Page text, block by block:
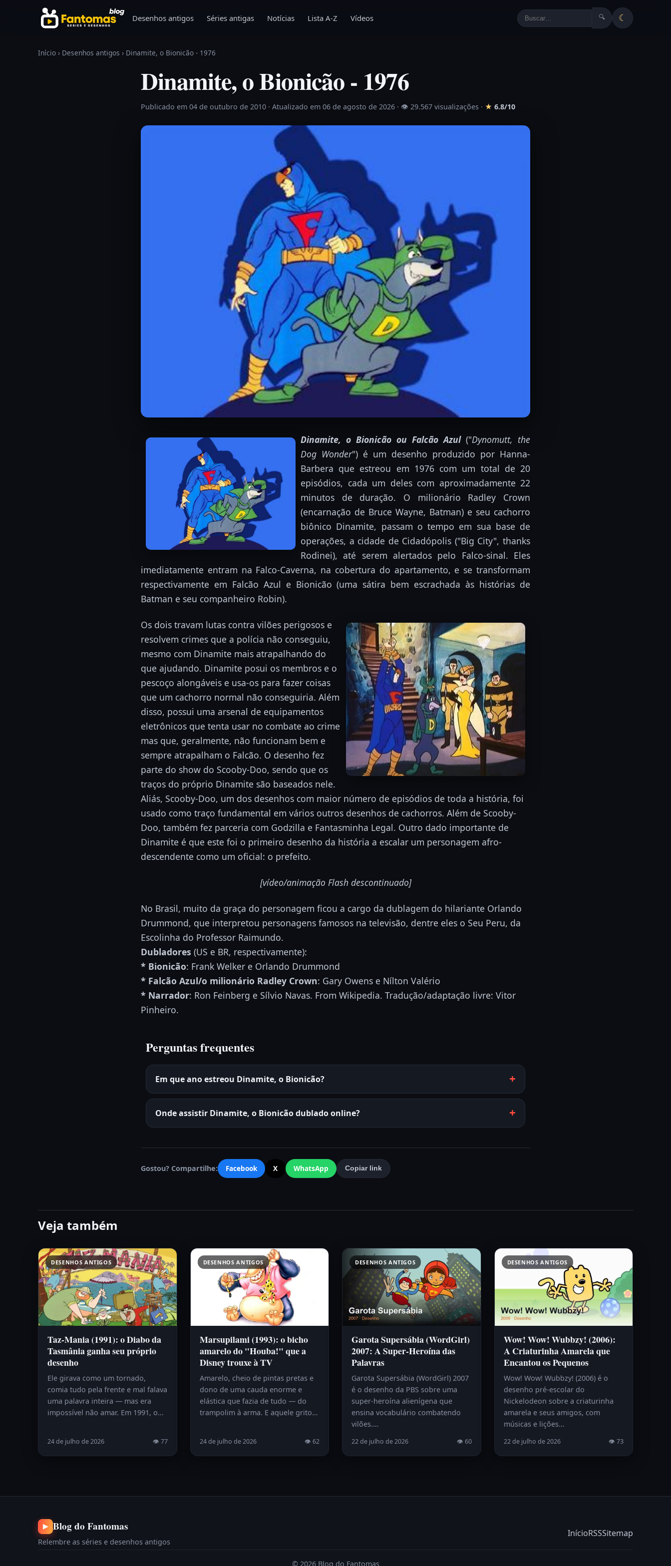
Pular para o conteúdo
Desenhos antigos Séries antigas Notícias Lista A-Z Vídeos 🔍 ☾
Início › Desenhos antigos › Dinamite, o Bionicão - 1976
Dinamite, o Bionicão - 1976
Publicado em 04 de outubro de 2010 · Atualizado em 06 de agosto de 2026 · 👁 29.567 visualizações · ★ 6.8/10
Dinamite, o Bionicão ou Falcão Azul("Dynomutt, the
Dog Wonder") é um desenho produzido por Hanna-
Barbera que estreou em 1976 com um total de 20
episódios, cada um deles com aproximadamente 22
minutos de duração. O milionário Radley Crown
(encarnação de Bruce Wayne, Batman) e seu cachorro
biônico Dinamite, passam o tempo em sua base de
operações, a cidade de Cidadópolis ("Big City", thanks
Rodinei), até serem alertados pelo Falco-sinal. Eles
imediatamente entram na Falco-Caverna, na cobertura do apartamento, e se transformam
respectivamente em Falcão Azul e Bionicão (uma sátira bem escrachada às histórias de
Batman e seu companheiro Robin).
Os dois travam lutas contra vilões perigosos e
resolvem crimes que a polícia não conseguiu,
mesmo com Dinamite mais atrapalhando do
que ajudando. Dinamite posui os membros e o
pescoço alongáveis e usa-os para fazer coisas
que um cachorro normal não conseguiria. Além
disso, possui uma arsenal de equipamentos
eletrônicos que tenta usar no combate ao crime
mas que, geralmente, não funcionam bem e
sempre atrapalham o Falcão. O desenho fez
parte do show do Scooby-Doo, sendo que os
traços do próprio Dinamite são baseados nele.
Aliás, Scooby-Doo, um dos desenhos com maior número de episódios de toda a história, foi
usado como traço fundamental em vários outros desenhos de cachorros. Além de Scooby-
Doo, também fez parceria com Godzilla e Fantasminha Legal. Outro dado importante de
Dinamite é que este foi o primeiro desenho da história a escalar um personagem afro-
descendente como um oficial: o prefeito.
[vídeo/animação Flash descontinuado]
No Brasil, muito da graça do personagem ficou a cargo da dublagem do hilariante Orlando
Drummond, que interpretou personagens famosos na televisão, dentre eles o Seu Peru, da
Escolinha do Professor Raimundo.
Dubladores (US e BR, respectivamente):
* Bionicão: Frank Welker e Orlando Drummond
* Falcão Azul/o milionário Radley Crown: Gary Owens e Nílton Valério
* Narrador: Ron Feinberg e Sílvio Navas. From Wikipedia. Tradução/adaptação livre: Vitor
Pinheiro.
Perguntas frequentes
Em que ano estreou Dinamite, o Bionicão?
Onde assistir Dinamite, o Bionicão dublado online?
Gostou? Compartilhe: Facebook X WhatsApp Copiar link
Veja também
DESENHOS ANTIGOS
Taz-Mania (1991): o Diabo da
Tasmânia ganha seu próprio
desenho
Ele girava como um tornado,
comia tudo pela frente e mal falava
uma palavra inteira — mas era
impossível não amar. Em 1991, o…
24 de julho de 2026 👁 77
DESENHOS ANTIGOS
Marsupilami (1993): o bicho
amarelo do "Houba!" que a
Disney trouxe à TV
Amarelo, cheio de pintas pretas e
dono de uma cauda enorme e
elástica que fazia de tudo — do
trampolim à arma. E aquele grito…
24 de julho de 2026 👁 62
DESENHOS ANTIGOS
Garota Supersábia (WordGirl)
2007: A Super-Heroína das
Palavras
Garota Supersábia (WordGirl) 2007
é o desenho da PBS sobre uma
super-heroína alienígena que
ensina vocabulário combatendo
vilões.…
22 de julho de 2026 👁 60
DESENHOS ANTIGOS
Wow! Wow! Wubbzy! (2006):
A Criaturinha Amarela que
Encantou os Pequenos
Wow! Wow! Wubbzy! (2006) é o
desenho pré-escolar do
Nickelodeon sobre a criaturinha
amarela e seus amigos, com
músicas e lições…
22 de julho de 2026 👁 73
▶ Blog do Fantomas
Relembre as séries e desenhos antigos
InícioRSSSitemap
© 2026 Blog do Fantomas